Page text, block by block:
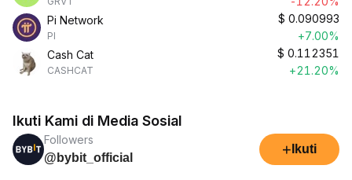
Pi Network
PI
$ 0.090993
+7.00%
Cash Cat
CASHCAT
$ 0.112351
+21.20%
Ikuti Kami di Media Sosial
Followers
@bybit_official
+ Ikuti